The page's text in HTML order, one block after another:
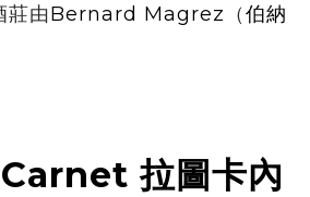
莊由Bernard Magrez （伯納
拉圖卡內